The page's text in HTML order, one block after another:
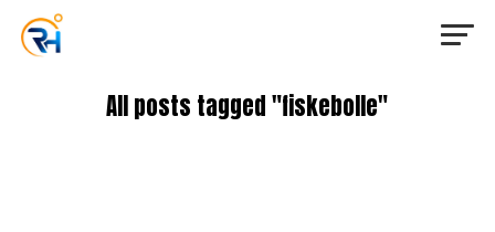
All posts tagged "fiskebolle"